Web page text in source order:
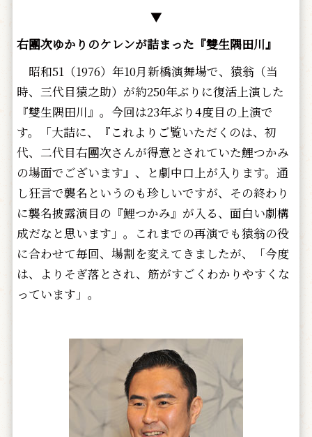
▼
右團次ゆかりのケレンが詰まった『雙生隅田川』
昭和51（1976）年10月新橋演舞場で、猿翁（当
時、三代目猿之助）が約250年ぶりに復活上演した
『雙生隅田川』。今回は23年ぶり4度目の上演で
す。「大詰に、『これよりご覧いただくのは、初
代、二代目右團次さんが得意とされていた鯉つかみ
の場面でございます』、と劇中口上が入ります。通
し狂言で襲名というのも珍しいですが、その終わり
に襲名披露演目の『鯉つかみ』が入る、面白い劇構
成だなと思います」。これまでの再演でも猿翁の役
に合わせて毎回、場割を変えてきましたが、「今度
は、よりそぎ落とされ、筋がすごくわかりやすくな
っています」。